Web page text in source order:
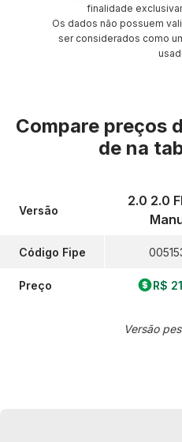
finalidade
Os dados não possuem
ser considerados como
Compare preços
de na
Versão
Código Fipe
Preço
2.0 2.0
R$
Versão